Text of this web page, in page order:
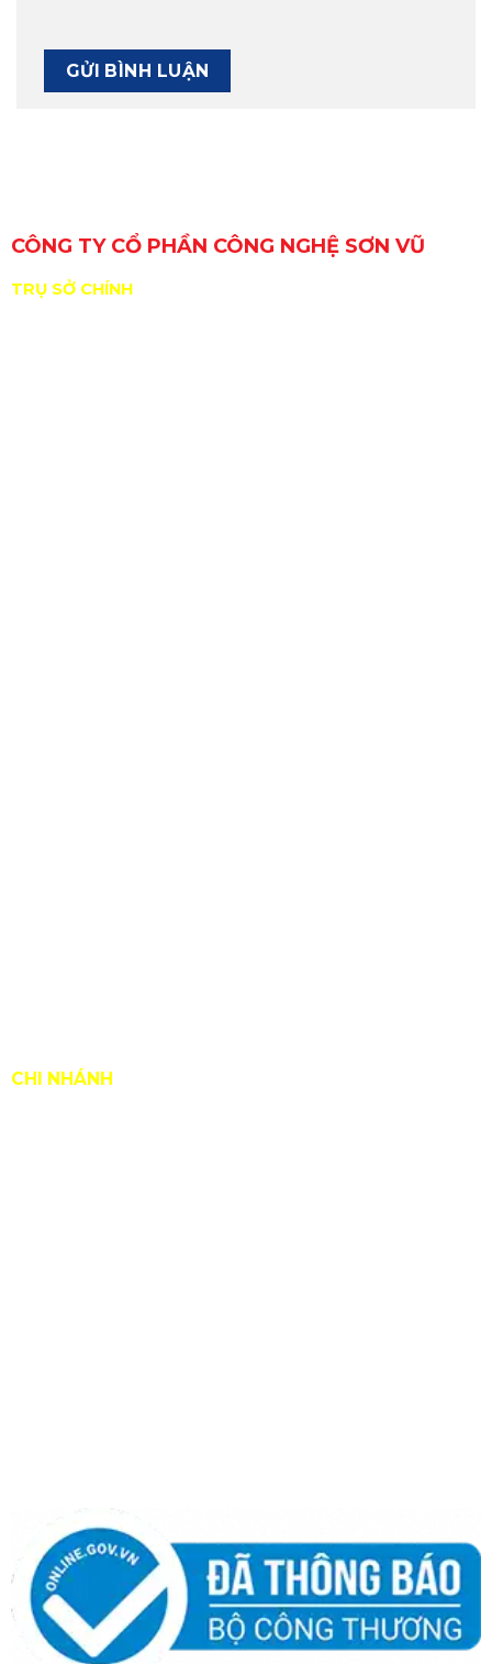
CÔNG TY CỔ PHẦN CÔNG NGHỆ SƠN VŨ
TRỤ SỞ CHÍNH
CHI NHÁNH